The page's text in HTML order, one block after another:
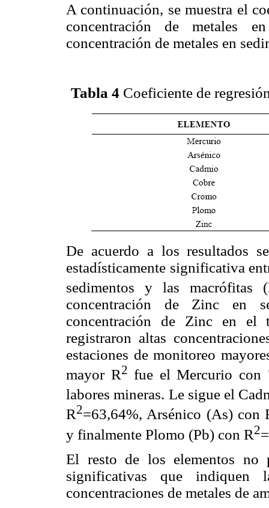
A continuación, se muestra el
concentración de metales
concentración de metales en
Tabla 4 Coeficiente de
De acuerdo a los resultados
estadísticamente significativa
sedimentos y las macrófitas
concentración de Zinc en
concentración de Zinc en el
registraron altas
estaciones de monitoreo
mayor R2 fue el Mercurio con
labores mineras. Le sigue el
R2=63,64%, Arsénico (As) con
y finalmente Plomo (Pb) con R2
El resto de los elementos no
significativas que indiquen
concentraciones de metales de